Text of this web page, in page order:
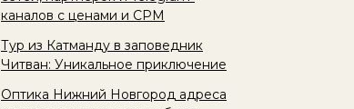
каналов с ценами и CPM
Тур из Катманду в заповедник
Читван: Уникальное приключение
Оптика Нижний Новгород адреса